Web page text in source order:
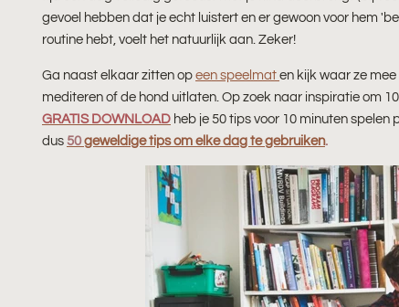
gevoel hebben dat je echt luistert en er gewoon voor hem
routine hebt, voelt het natuurlijk aan. Zeker!
Ga naast elkaar zitten opeen speelmaten kijk waar ze
mediteren of de hond uitlaten. Op zoek naar inspiratie om
GRATIS DOWNLOAD heb je 50 tips voor 10 minuten spelen
dus50geweldige tips om elke dag te gebruiken.